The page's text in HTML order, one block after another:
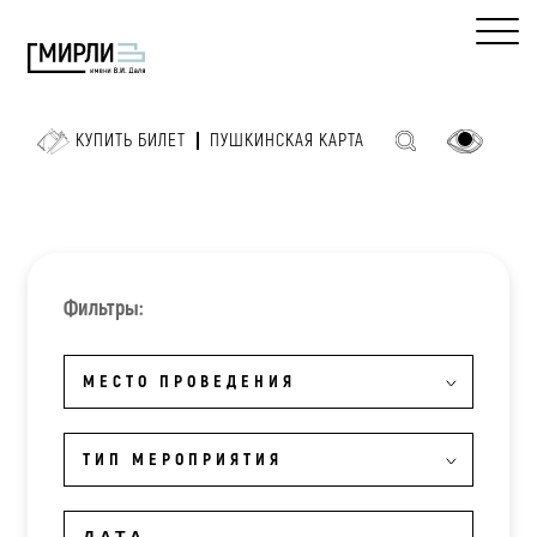
КУПИТЬ БИЛЕТ ПУШКИНСКАЯ КАРТА
Фильтры:
МЕСТО ПРОВЕДЕНИЯ
ТИП МЕРОПРИЯТИЯ